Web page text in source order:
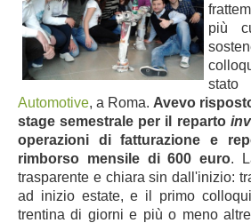
più
Automotive, a Roma. Avevo
stage semestrale per il reparto
operazioni di fatturazione e
rimborso mensile di 600 euro.
trasparente e chiara sin dall'inizio:
ad inizio estate, e il primo
trentina di giorni e più o meno